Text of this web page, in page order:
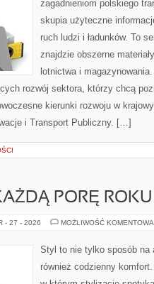
zagadnieniom polskiego
skupia użyteczne
ruch ludzi i ładunków. To
znajdzie obszerne
lotnictwa i
rozwój sektora, którzy chcą
kierunki rozwoju w
i Transport Publiczny. […]
PORĘ ROKU
- 27 - 2026 MOŻLIWOŚĆ
Styl to nie tylko sposób na
również codzienny